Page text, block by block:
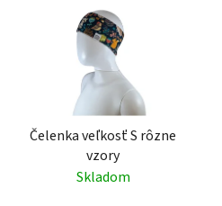
Čelenka veľkosť S rôzne
vzory
Skladom